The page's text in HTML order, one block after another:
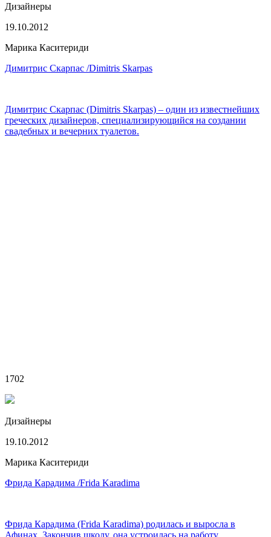
Дизайнеры
19.10.2012
Марика Каситериди
Димитрис Скарпас /Dimitris Skarpas
Димитрис Скарпас (Dimitris Skarpas) – один из известнейших
греческих дизайнеров, специализирующийся на создании
свадебных и вечерних туалетов.
1702
Дизайнеры
19.10.2012
Марика Каситериди
Фрида Карадима /Frida Karadima
Фрида Карадима (Frida Karadima) родилась и выросла в
Афинах. Закончив школу, она устроилась на работу